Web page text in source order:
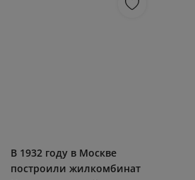
В 1932 году в Москве
построили жилкомбинат